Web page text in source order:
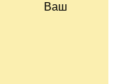
Ваш